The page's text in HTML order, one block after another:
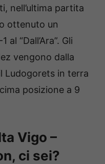
nell’ultima partita
ottenuto un
“Dall’Ara”. Gli
vengono dalla
Ludogorets in terra
posizione a 9
Vigo –
ci sei?